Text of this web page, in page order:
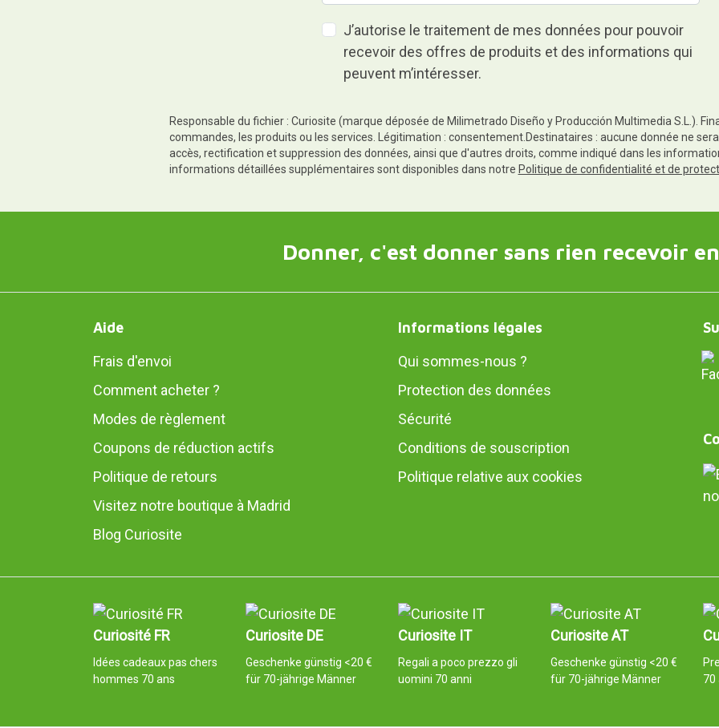
J’autorise le traitement de mes données pour pouvoir
recevoir des offres de produits et des informations qui
peuvent m’intéresser.
Responsable du fichier : Curiosite (marque déposée de Milimetrado Diseño y Producción Multimedia S.L.).
commandes, les produits ou les services. Légitimation : consentement.Destinataires : aucune donnée ne
accès, rectification et suppression des données, ainsi que d'autres droits, comme indiqué dans les
informations détaillées supplémentaires sont disponibles dans notre Politique de confidentialité et de
Donner, c'est donner sans rien recevoir
Aide
Frais d'envoi
Comment acheter ?
Modes de règlement
Coupons de réduction actifs
Politique de retours
Visitez notre boutique à Madrid
Blog Curiosite
Informations légales
Qui sommes-nous ?
Protection des données
Sécurité
Conditions de souscription
Politique relative aux cookies
Curiosité FR
Idées cadeaux pas chers
hommes 70 ans
Curiosite DE
Geschenke günstig <20 €
für 70-jährige Männer
Curiosite IT
Regali a poco prezzo gli
uomini 70 anni
Curiosite AT
Geschenke günstig <20 €
für 70-jährige Männer
70